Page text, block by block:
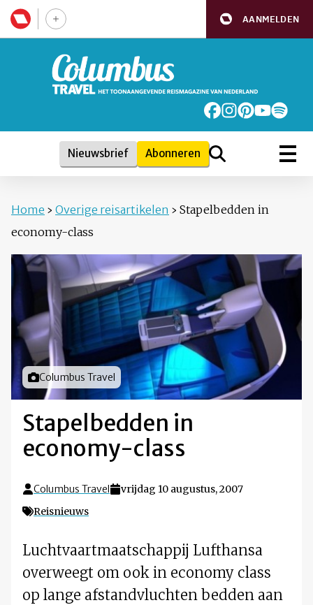
AANMELDEN
Nieuwsbrief Abonneren
Home › Overige reisartikelen › Stapelbedden in
economy-class
Foto door
Columbus Travel
Stapelbedden in
economy-class
Columbus Travel
vrijdag 10 augustus, 2007
Reisnieuws
Luchtvaartmaatschappij Lufthansa
overweegt om ook in economy class
op lange afstandvluchten bedden aan